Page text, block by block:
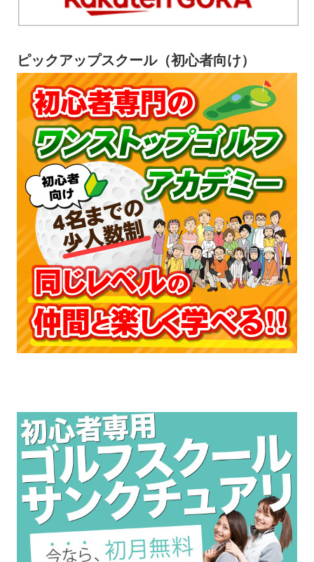
ピックアップスクール（初心者向け）